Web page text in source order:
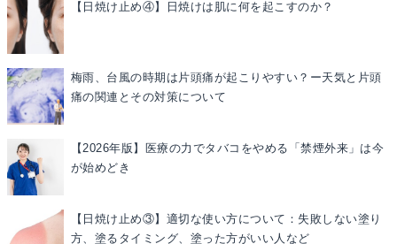
【日焼け止め④】日焼けは肌に何を起こすのか？
梅雨、台風の時期は片頭痛が起こりやすい？ー天気と片頭
痛の関連とその対策について
【2026年版】医療の力でタバコをやめる「禁煙外来」は今
が始めどき
【日焼け止め③】適切な使い方について：失敗しない塗り
方、塗るタイミング、塗った方がいい人など